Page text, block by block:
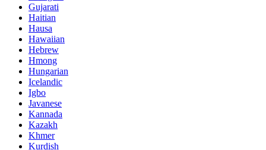
Gujarati
Haitian
Hausa
Hawaiian
Hebrew
Hmong
Hungarian
Icelandic
Igbo
Javanese
Kannada
Kazakh
Khmer
Kurdish